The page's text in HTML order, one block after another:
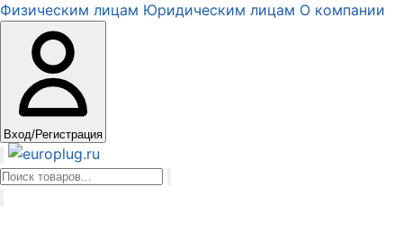
Физическим лицам Юридическим лицам О компании
Вход/Регистрация